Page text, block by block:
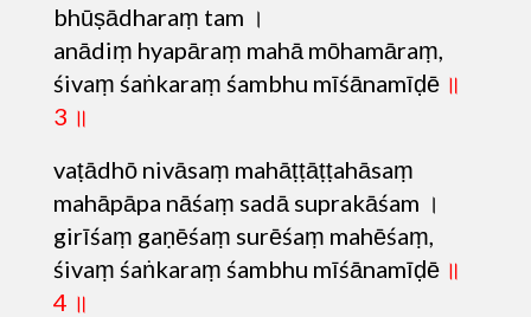
bhūṣādharaṃ tam ।
anādiṃ hyapāraṃ mahā mōhamāraṃ,
śivaṃ śaṅkaraṃ śambhu mīśānamīḍē ॥
3 ॥
vaṭādhō nivāsaṃ mahāṭṭāṭṭahāsaṃ
mahāpāpa nāśaṃ sadā suprakāśam ।
girīśaṃ gaṇēśaṃ surēśaṃ mahēśaṃ,
śivaṃ śaṅkaraṃ śambhu mīśānamīḍē ॥
4 ॥